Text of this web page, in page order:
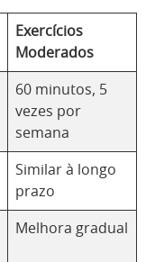
Exercícios
Moderados
60 minutos, 5
vezes por
semana
Similar à longo
prazo
Melhora gradual